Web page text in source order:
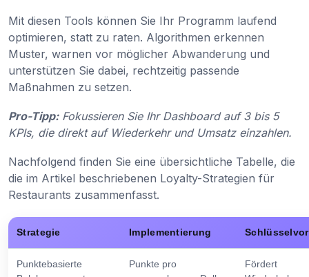
Mit diesen Tools können Sie Ihr Programm laufend
optimieren, statt zu raten. Algorithmen erkennen
Muster, warnen vor möglicher Abwanderung und
unterstützen Sie dabei, rechtzeitig passende
Maßnahmen zu setzen.
Pro-Tipp: Fokussieren Sie Ihr Dashboard auf 3 bis 5
KPIs, die direkt auf Wiederkehr und Umsatz einzahlen.
Nachfolgend finden Sie eine übersichtliche Tabelle, die
die im Artikel beschriebenen Loyalty-Strategien für
Restaurants zusammenfasst.
Strategie Implementierung
Punktebasierte
Punkte pro
Fördert